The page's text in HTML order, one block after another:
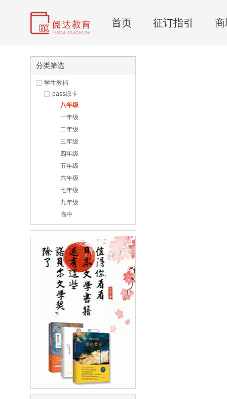
首页 征订指引 商
分类筛选
学生教辅
pass绿卡
八年级
一年级
二年级
三年级
四年级
五年级
六年级
七年级
九年级
高中